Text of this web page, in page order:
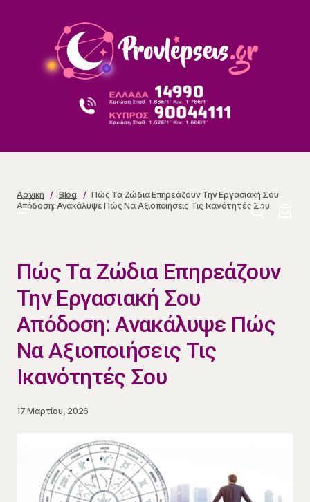
Αρχική Blog
Πώς Τα Ζώδια Επηρεάζουν Την Εργασιακή Σου
Απόδοση: Ανακάλυψε Πώς Να Αξιοποιήσεις Τις Ικανότητές Σου
Πώς Τα Ζώδια Επηρεάζουν
Την Εργασιακή Σου
Απόδοση: Ανακάλυψε Πώς
Να Αξιοποιήσεις Τις
Ικανότητές Σου
17 Μαρτίου, 2026